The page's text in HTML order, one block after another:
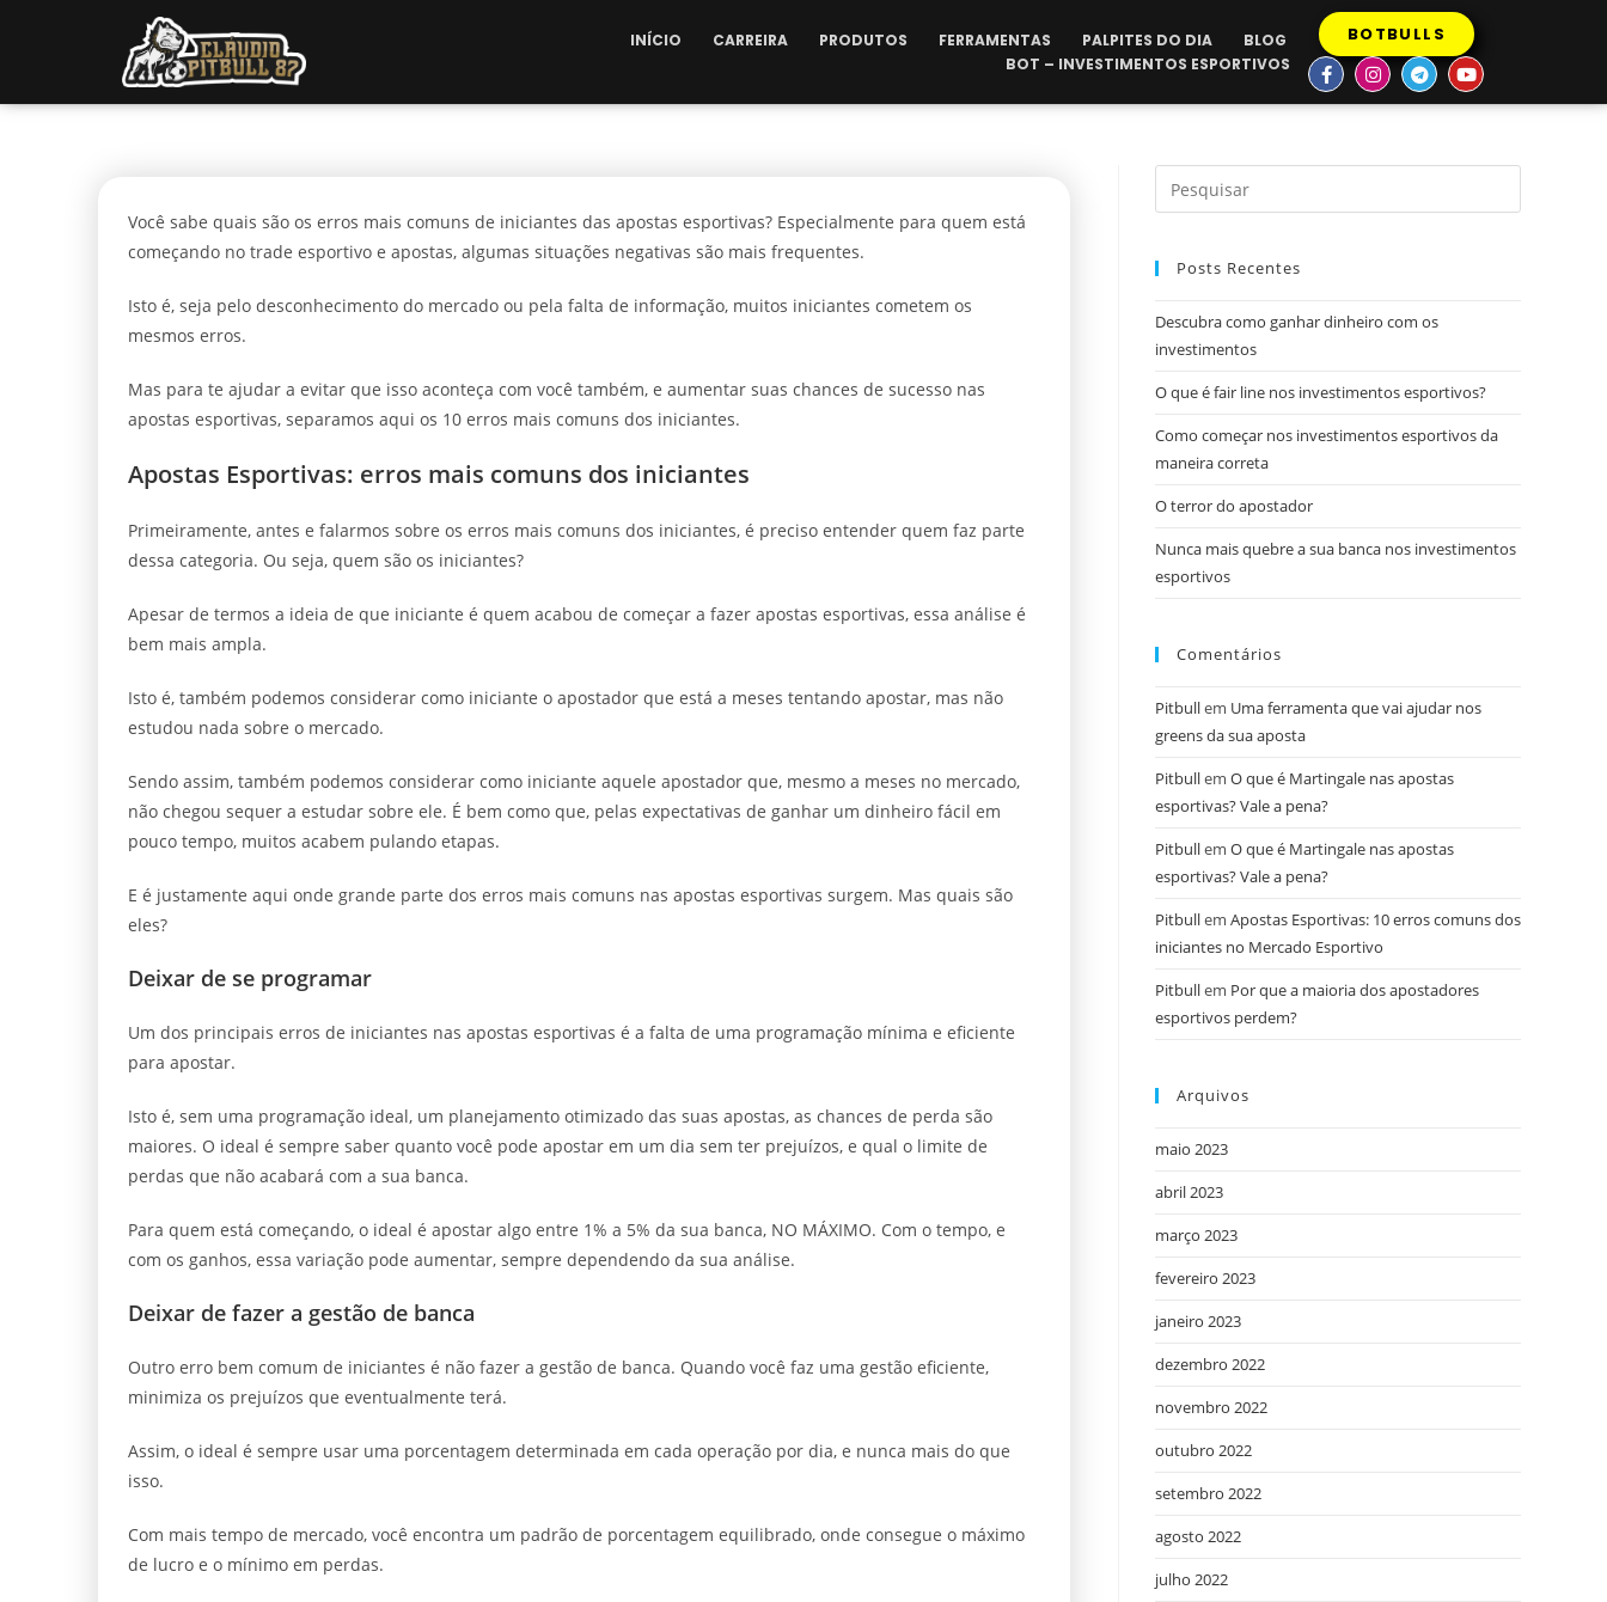
INÍCIO CARREIRA PRODUTOS FERRAMENTAS PALPITES DO DIA
BLOG
BOT – INVESTIMENTOS ESPORTIVOS
BOTBULLS
Você sabe quais são os erros mais comuns de iniciantes das apostas esportivas? Especialmente para quem está
começando no trade esportivo e apostas, algumas situações negativas são mais frequentes.
Isto é, seja pelo desconhecimento do mercado ou pela falta de informação, muitos iniciantes cometem os
mesmos erros.
Mas para te ajudar a evitar que isso aconteça com você também, e aumentar suas chances de sucesso nas
apostas esportivas, separamos aqui os 10 erros mais comuns dos iniciantes.
Apostas Esportivas: erros mais comuns dos iniciantes
Primeiramente, antes e falarmos sobre os erros mais comuns dos iniciantes, é preciso entender quem faz parte
dessa categoria. Ou seja, quem são os iniciantes?
Apesar de termos a ideia de que iniciante é quem acabou de começar a fazer apostas esportivas, essa análise é
bem mais ampla.
Isto é, também podemos considerar como iniciante o apostador que está a meses tentando apostar, mas não
estudou nada sobre o mercado.
Sendo assim, também podemos considerar como iniciante aquele apostador que, mesmo a meses no mercado,
não chegou sequer a estudar sobre ele. É bem como que, pelas expectativas de ganhar um dinheiro fácil em
pouco tempo, muitos acabem pulando etapas.
E é justamente aqui onde grande parte dos erros mais comuns nas apostas esportivas surgem. Mas quais são
eles?
Deixar de se programar
Um dos principais erros de iniciantes nas apostas esportivas é a falta de uma programação mínima e eficiente
para apostar.
Isto é, sem uma programação ideal, um planejamento otimizado das suas apostas, as chances de perda são
maiores. O ideal é sempre saber quanto você pode apostar em um dia sem ter prejuízos, e qual o limite de
perdas que não acabará com a sua banca.
Para quem está começando, o ideal é apostar algo entre 1% a 5% da sua banca, NO MÁXIMO. Com o tempo, e
com os ganhos, essa variação pode aumentar, sempre dependendo da sua análise.
Deixar de fazer a gestão de banca
Outro erro bem comum de iniciantes é não fazer a gestão de banca. Quando você faz uma gestão eficiente,
minimiza os prejuízos que eventualmente terá.
Assim, o ideal é sempre usar uma porcentagem determinada em cada operação por dia, e nunca mais do que
isso.
Com mais tempo de mercado, você encontra um padrão de porcentagem equilibrado, onde consegue o máximo
de lucro e o mínimo em perdas.
Posts Recentes
Descubra como ganhar dinheiro com os
investimentos
O que é fair line nos investimentos esportivos?
Como começar nos investimentos esportivos da
maneira correta
O terror do apostador
Nunca mais quebre a sua banca nos investimentos
esportivos
Comentários
Pitbullem Uma ferramenta que vai ajudar nos
greens da sua aposta
Pitbullem O que é Martingale nas apostas
esportivas? Vale a pena?
Pitbullem O que é Martingale nas apostas
esportivas? Vale a pena?
Pitbullem Apostas Esportivas: 10 erros comuns dos
iniciantes no Mercado Esportivo
Pitbullem Por que a maioria dos apostadores
esportivos perdem?
Arquivos
maio 2023
abril 2023
março 2023
fevereiro 2023
janeiro 2023
dezembro 2022
novembro 2022
outubro 2022
setembro 2022
agosto 2022
julho 2022